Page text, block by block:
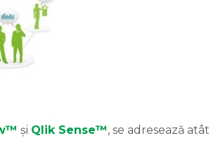
și Qlik Sense™, se adresează atât